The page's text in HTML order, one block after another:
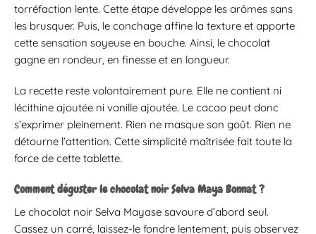
torréfaction lente. Cette étape développe les arômes sans
les brusquer. Puis, le conchage affine la texture et apporte
cette sensation soyeuse en bouche. Ainsi, le chocolat
gagne en rondeur, en finesse et en longueur.
La recette reste volontairement pure. Elle ne contient ni
lécithine ajoutée ni vanille ajoutée. Le cacao peut donc
s’exprimer pleinement. Rien ne masque son goût. Rien ne
détourne l’attention. Cette simplicité maîtrisée fait toute la
force de cette tablette.
Comment déguster le chocolat noir Selva Maya Bonnat ?
Le chocolat noir Selva Mayase savoure d’abord seul.
Cassez un carré, laissez-le fondre lentement, puis observez